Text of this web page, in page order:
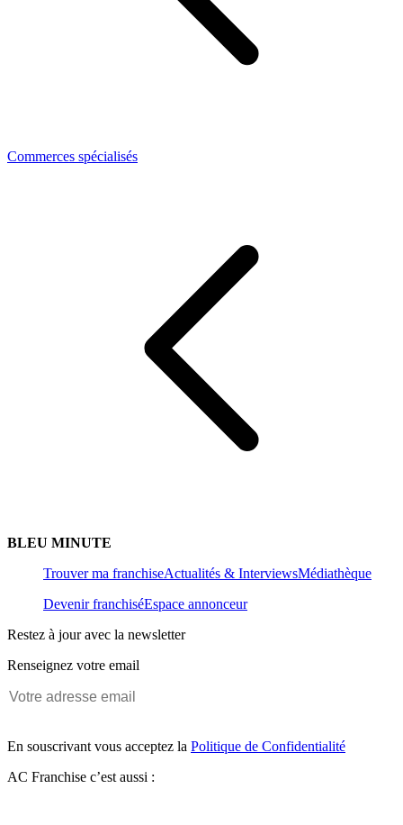
Commerces spécialisés
BLEU MINUTE
Trouver ma franchiseActualités & InterviewsMédiathèque
Devenir franchiséEspace annonceur
Restez à jour avec la newsletter
Renseignez votre email
En souscrivant vous acceptez la Politique de Confidentialité
AC Franchise c’est aussi :